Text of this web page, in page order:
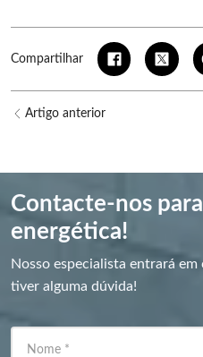
Compartilhar
Artigo anterior
Contacte-nos
energética!
Nosso especialista entrará
tiver alguma dúvida!
Nome *